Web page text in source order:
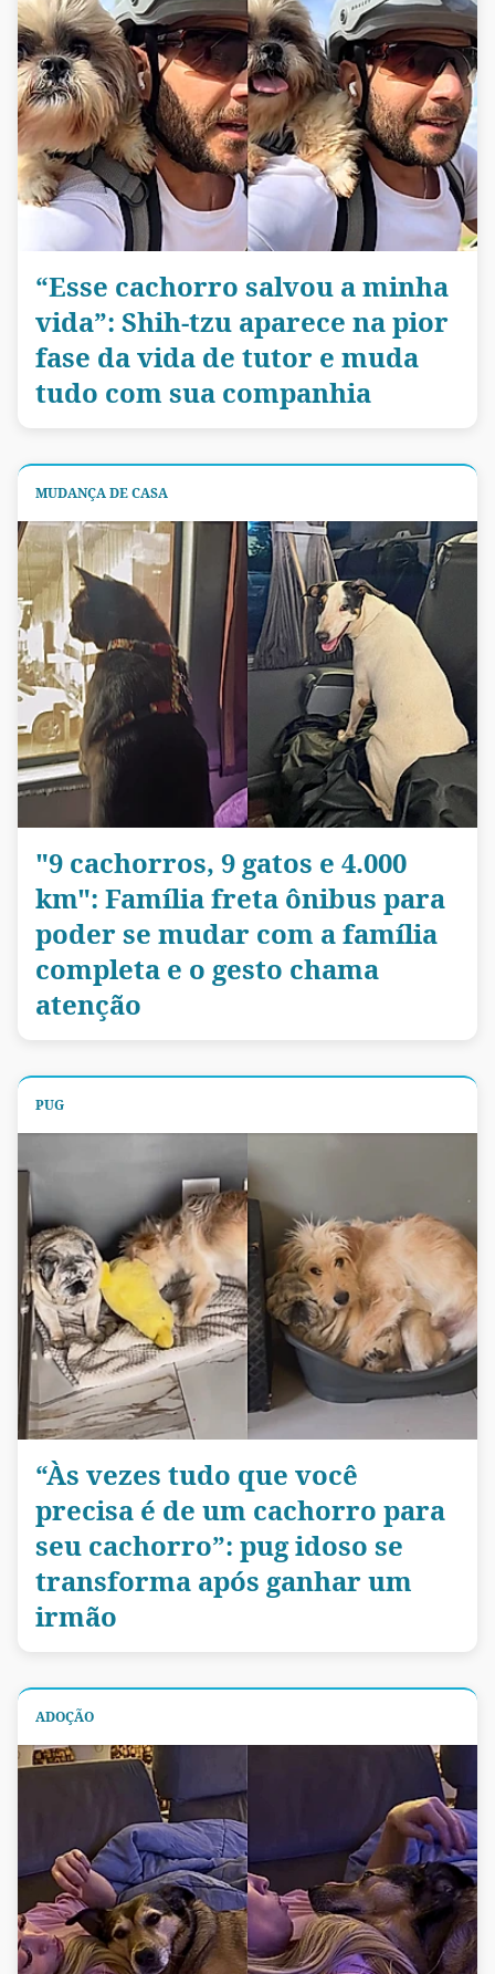
“Esse cachorro salvou a minha
vida”: Shih-tzu aparece na pior
fase da vida de tutor e muda
tudo com sua companhia
MUDANÇA DE CASA
"9 cachorros, 9 gatos e 4.000
km": Família freta ônibus para
poder se mudar com a família
completa e o gesto chama
atenção
PUG
“Às vezes tudo que você
precisa é de um cachorro para
seu cachorro”: pug idoso se
transforma após ganhar um
irmão
ADOÇÃO